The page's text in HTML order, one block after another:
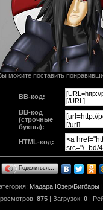
можите поставить
BB-код:
BB-код
(строчные
буквы):
HTML-код:
Поделиться…
: Мадара Юзер/Бигбары
: 875 Загрузок: 0